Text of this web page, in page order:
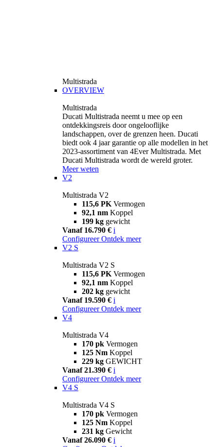
Multistrada
OVERVIEW
Multistrada
Ducati Multistrada neemt u mee op een
ontdekkingsreis door ongelooflijke
landschappen, over de grenzen heen. Ducati
biedt ook 4 jaar garantie op alle modellen in het
2023-assortiment van 4Ever Multistrada. Met
Ducati Multistrada wordt de wereld groter.
Meer weten
V2
Multistrada V2
115,6 PK Vermogen
92,1 nm Koppel
199 kg gewicht
Vanaf 16.790 € i
Configureer Ontdek meer
V2 S
Multistrada V2 S
115,6 PK Vermogen
92,1 nm Koppel
202 kg gewicht
Vanaf 19.590 € i
Configureer Ontdek meer
V4
Multistrada V4
170 pk Vermogen
125 Nm Koppel
229 kg GEWICHT
Vanaf 21.390 € i
Configureer Ontdek meer
V4 S
Multistrada V4 S
170 pk Vermogen
125 Nm Koppel
231 kg Gewicht
Vanaf 26.090 € i